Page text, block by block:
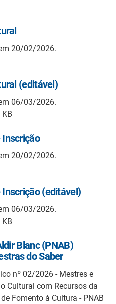
20/02/2026.
(editável)
06/03/2026.
20/02/2026.
(editável)
06/03/2026.
Blanc (PNAB)
do Saber
nº 02/2026 - Mestres e
Cultural com Recursos da
Fomento à Cultura - PNAB